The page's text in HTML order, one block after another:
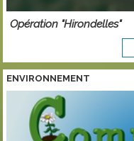
Opération "Hirondelles"
ENVIRONNEMENT